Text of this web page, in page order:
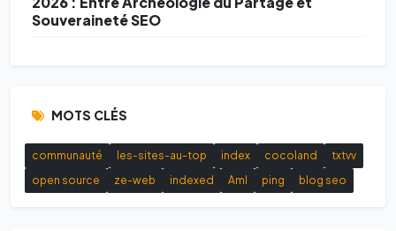
Souveraineté SEO
MOTS CLÉS
communauté les-sites-au-top index cocoland
txtvv
open source
ze-web indexed AmI ping blog seo